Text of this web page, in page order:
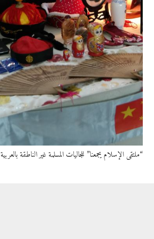
“ملتقى الإسلام يجمعنا” للجاليات المسلمة غير الناطقة بالعربية